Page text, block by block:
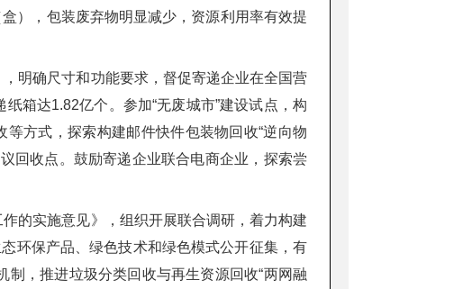
），包装废弃物明显减少，资源利用率有效提
明确尺寸和功能要求，督促寄递企业在全国营
箱达1.82亿个。参加“无废城市”建设试点，构
方式，探索构建邮件快件包装物回收“逆向物
回收点。鼓励寄递企业联合电商企业，探索尝
的实施意见》，组织开展联合调研，着力构建
环保产品、绿色技术和绿色模式公开征集，有
，推进垃圾分类回收与再生资源回收“两网融